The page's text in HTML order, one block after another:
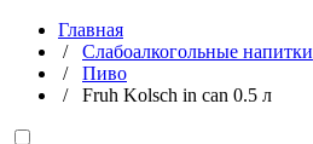
Главная
/ Слабоалкогольные напитки
/ Пиво
/ Fruh Kolsch in can 0.5 л